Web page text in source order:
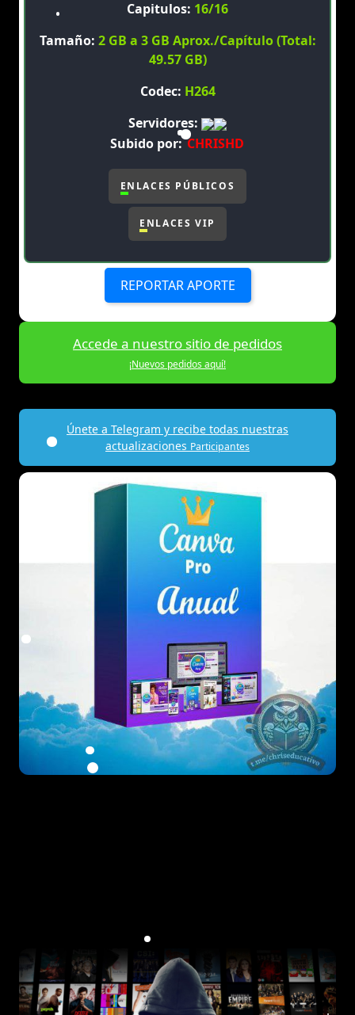
Capitulos: 16/16
Tamaño: 2 GB a 3 GB Aprox./Capítulo (Total:
49.57 GB)
Codec: H264
Servidores:
Subido por:CHRISHD
ENLACES PÚBLICOS
ENLACES VIP
REPORTAR APORTE
Accede a nuestro sitio de pedidos
¡Nuevos pedidos aquí!
Únete a Telegram y recibe todas nuestras
actualizaciones Participantes